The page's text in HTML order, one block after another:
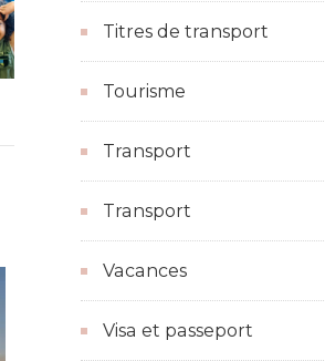
Titres de transport
Tourisme
Transport
Transport
Vacances
Visa et passeport